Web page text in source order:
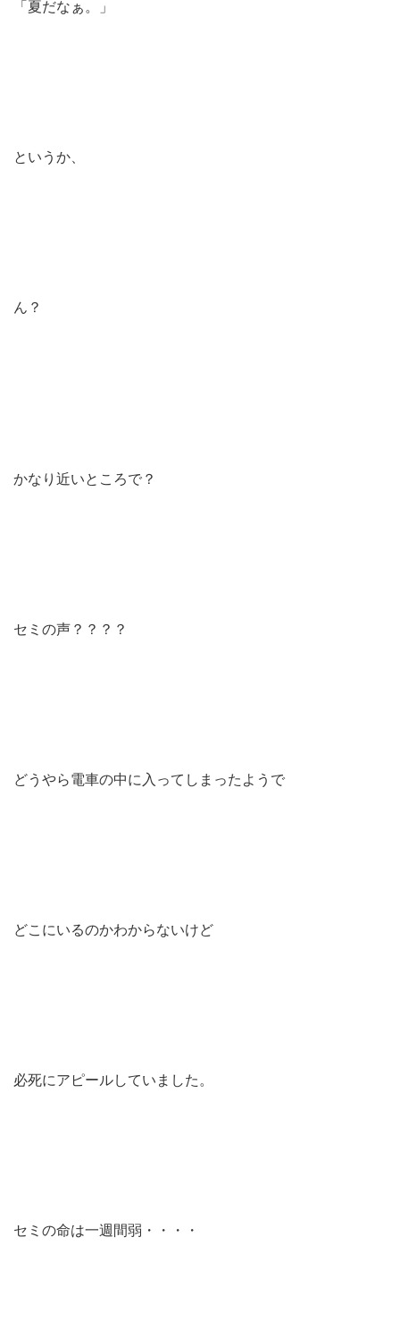
「夏だなぁ。」
というか、
ん？
かなり近いところで？
セミの声？？？？
どうやら電車の中に入ってしまったようで
どこにいるのかわからないけど
必死にアピールしていました。
セミの命は一週間弱・・・・